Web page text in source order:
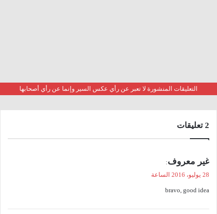
التعليقات المنشورة لا تعبر عن رأي عكس السير وإنما عن رأي أصحابها
‫2 تعليقات
ي
ل
غير معروف:
28 يوليو، 2016 الساعة
bravo, good idea